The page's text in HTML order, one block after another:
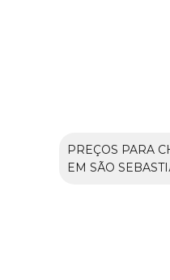
PREÇOS PARA
EM SÃO